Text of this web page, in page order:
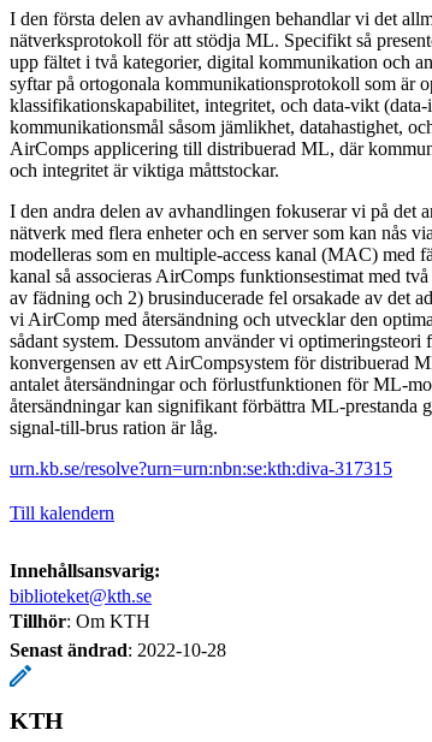
I den första delen av avhandlingen behandlar vi det
nätverksprotokoll för att stödja ML. Specifikt så
upp fältet i två kategorier, digital kommunikation och
syftar på ortogonala kommunikationsprotokoll som är
klassifikationskapabilitet, integritet, och data-vikt
kommunikationsmål såsom jämlikhet, datahastighet,
AirComps applicering till distribuerad ML, där
och integritet är viktiga måttstockar.
I den andra delen av avhandlingen fokuserar vi på det
nätverk med flera enheter och en server som kan nås
modelleras som en multiple-access kanal (MAC) med
kanal så associeras AirComps funktionsestimat med
av fädning och 2) brusinducerade fel orsakade av det
vi AirComp med återsändning och utvecklar den
sådant system. Dessutom använder vi optimeringsteori
konvergensen av ett AirCompsystem för distribuerad
antalet återsändningar och förlustfunktionen för ML-
återsändningar kan signifikant förbättra ML-prestanda
signal-till-brus ration är låg.
urn.kb.se/resolve?urn=urn:nbn:se:kth:diva-317315
Till kalendern
Innehållsansvarig:
biblioteket@kth.se
Tillhör: Om KTH
Senast ändrad: 2022-10-28
KTH